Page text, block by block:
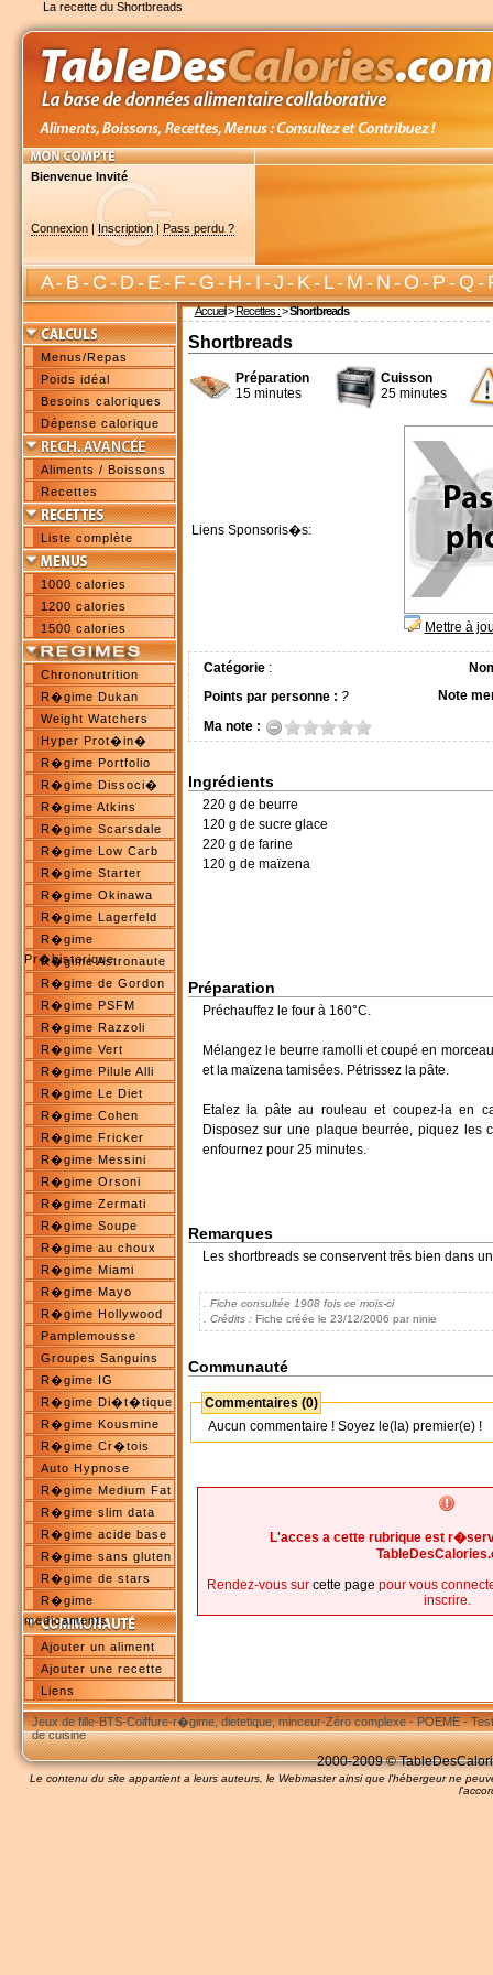
La recette du Shortbreads
Bienvenue Invité
Connexion| Inscription| Pass perdu ?
A-B-C-D-E-F-G-H-I-J-K-L-M-N-O-P-Q-
Accueil>Recettes :>Shortbreads
Menus/Repas
Poids idéal
Besoins caloriques
Dépense calorique
Aliments / Boissons
Recettes
Liste complète
1000 calories
1200 calories
1500 calories
Chrononutrition
R�gime Dukan
Weight Watchers
Hyper Prot�in�
R�gime Portfolio
R�gime Dissoci�
R�gime Atkins
R�gime Scarsdale
R�gime Low Carb
R�gime Starter
R�gime Okinawa
R�gime Lagerfeld
R�gime
Pr�historique
R�gime Astronaute
R�gime de Gordon
R�gime PSFM
R�gime Razzoli
R�gime Vert
R�gime Pilule Alli
R�gime Le Diet
R�gime Cohen
R�gime Fricker
R�gime Messini
R�gime Orsoni
R�gime Zermati
R�gime Soupe
R�gime au choux
R�gime Miami
R�gime Mayo
R�gime Hollywood
Pamplemousse
Groupes Sanguins
R�gime IG
R�gime Di�t�tique
R�gime Kousmine
R�gime Cr�tois
Auto Hypnose
R�gime Medium Fat
R�gime slim data
R�gime acide base
R�gime sans gluten
R�gime de stars
R�gime
medicaments
Ajouter un aliment
Ajouter une recette
Liens
Shortbreads
Préparation
15 minutes
Cuisson
25 minutes
Liens Sponsoris�s:
Mettre à
Catégorie:
Points par personne : ?
Note
Ma note :
Ingrédients
220 g de beurre
120 g de sucre glace
220 g de farine
120 g de maïzena
Préparation
Préchauffez le four à 160°C.
Mélangez le beurre ramolli et coupé en
et la maïzena tamisées. Pétrissez la pâte.
Etalez la pâte au rouleau et coupez-la en
Disposez sur une plaque beurrée, piquez les
enfournez pour 25 minutes.
Remarques
Les shortbreads se conservent très bien dans
. Fiche consultée 1908 fois ce mois-ci
. Crédits :Fiche créée le 23/12/2006 par ninie
Communauté
Commentaires (0)
Aucun commentaire ! Soyez le(la) premier(e) !
L'acces a cette rubrique est
Rendez-vous sur cette page pour vous
inscrire.
Jeux de fille-BTS-Coiffure-r�gime, dietetique, minceur-Zéro complexe-POEME-
de cuisine
2000-2009 ©
Le contenu du site appartient a leurs auteurs, le Webmaster ainsi que l'hébergeur ne